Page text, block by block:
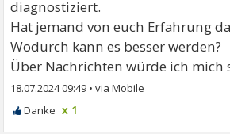
diagnostiziert.
Hat jemand von euch Erfahrung
Wodurch kann es besser werden?
Über Nachrichten würde ich mich
18.07.2024 09:49 •
x 1